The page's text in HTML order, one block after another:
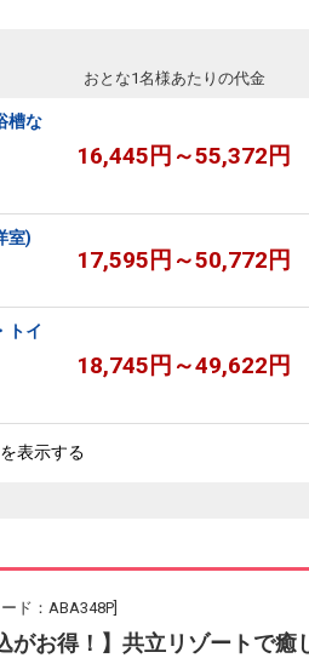
おとな1名様あたりの代金
槽な
16,445円～55,372円
室)
17,595円～50,772円
トイ
18,745円～49,622円
表示する
ド：ABA348P]
がお得！】共立リゾートで癒